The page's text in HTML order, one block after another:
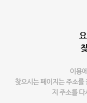
이용
찾으시는 페이지는 주소를
지 주소를 다